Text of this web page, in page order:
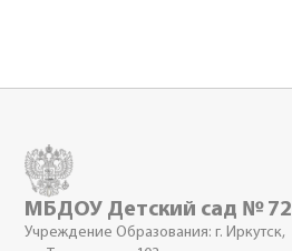
МБДОУ Детский сад № 72
Учреждение Образования: г. Иркутск,